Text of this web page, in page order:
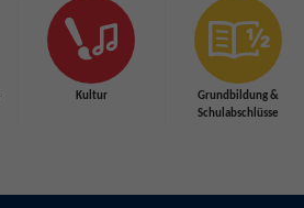
Kultur
Grundbildung &
Schulabschlüsse